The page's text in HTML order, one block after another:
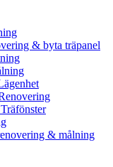
& byta träpanel
& målning